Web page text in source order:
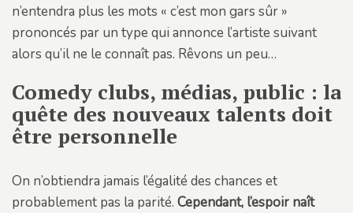
n’entendra plus les mots « c’est mon gars sûr »
prononcés par un type qui annonce l’artiste suivant
alors qu’il ne le connaît pas. Rêvons un peu…
Comedy clubs, médias, public : la
quête des nouveaux talents doit
être personnelle
On n’obtiendra jamais l’égalité des chances et
probablement pas la parité. Cependant, l’espoir naît